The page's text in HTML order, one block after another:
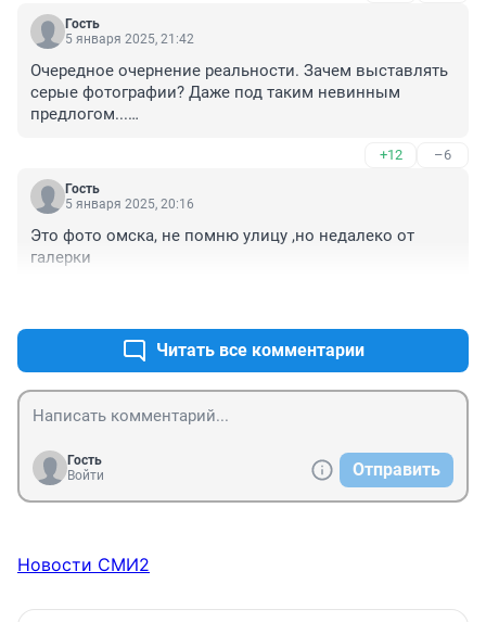
Гость
5 января 2025, 21:42
Очередное очернение реальности. Зачем выставлять
серые фотографии? Даже под таким невинным
предлогом...
Омск - прекрасный, в своем роде, город. Сибирский.
Со своим неповторимым колоритом.
Мне он нравится.
Со своими колоритными и доброжелательными
жителями.
Живу в Казахстане, в Петропавловске.
+12 –6
Гость
5 января 2025, 20:16
Это фото омска, не помню улицу ,но недалеко от
галерки
Читать все комментарии
Гость
Войти
Отправить
Новости СМИ2